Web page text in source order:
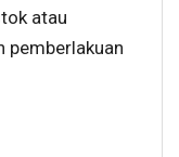
atau
pemberlakuan